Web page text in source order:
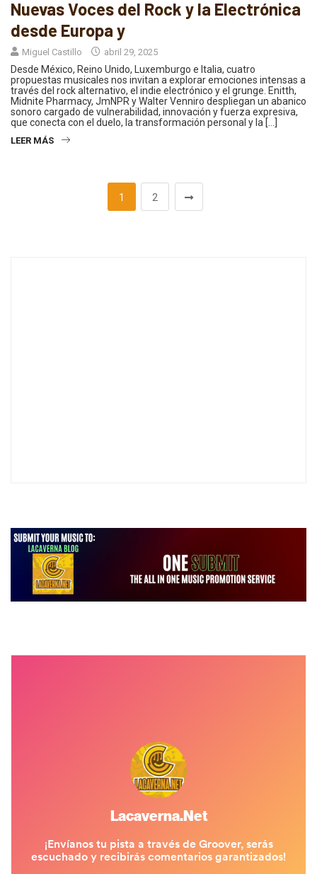
Nuevas Voces del Rock y la Electrónica
desde Europa y
Miguel Castillo abril 29, 2025
Desde México, Reino Unido, Luxemburgo e Italia, cuatro
propuestas musicales nos invitan a explorar emociones intensas a
través del rock alternativo, el indie electrónico y el grunge. Enitth,
Midnite Pharmacy, JmNPR y Walter Venniro despliegan un abanico
sonoro cargado de vulnerabilidad, innovación y fuerza expresiva,
que conecta con el duelo, la transformación personal y la […]
LEER MÁS
1 2